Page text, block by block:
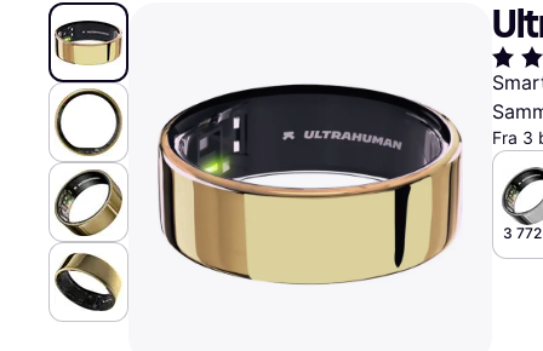
Betal nå
Betal i 3
Betal innen
Finansiering
Vipps
kicks.no
Fra 3
3